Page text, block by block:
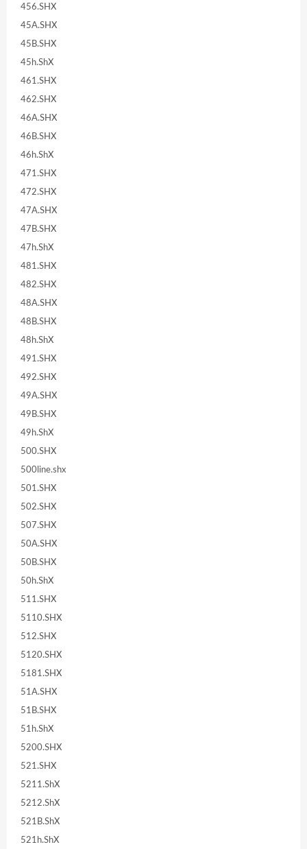
456.SHX
45A.SHX
45B.SHX
45h.ShX
461.SHX
462.SHX
46A.SHX
46B.SHX
46h.ShX
471.SHX
472.SHX
47A.SHX
47B.SHX
47h.ShX
481.SHX
482.SHX
48A.SHX
48B.SHX
48h.ShX
491.SHX
492.SHX
49A.SHX
49B.SHX
49h.ShX
500.SHX
500line.shx
501.SHX
502.SHX
507.SHX
50A.SHX
50B.SHX
50h.ShX
511.SHX
5110.SHX
512.SHX
5120.SHX
5181.SHX
51A.SHX
51B.SHX
51h.ShX
5200.SHX
521.SHX
5211.ShX
5212.ShX
521B.ShX
521h.ShX